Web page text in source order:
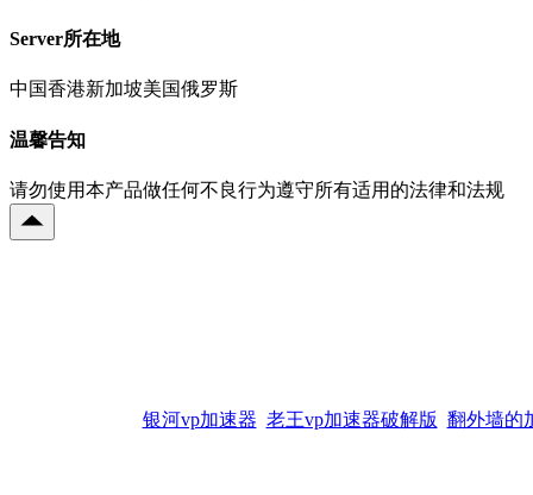
Server所在地
中国香港新加坡美国俄罗斯
温馨告知
请勿使用本产品做任何不良行为遵守所有适用的法律和法规
银河vp加速器 老王vp加速器破解版 翻外墙的